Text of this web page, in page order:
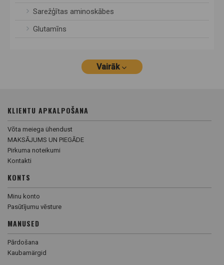
Sarežģītas aminoskābes
Glutamīns
Vairāk
KLIENTU APKALPOŠANA
Võta meiega ühendust
MAKSĀJUMS UN PIEGĀDE
Pirkuma noteikumi
Kontakti
KONTS
Minu konto
Pasūtījumu vēsture
MANUSED
Pārdošana
Kaubamärgid